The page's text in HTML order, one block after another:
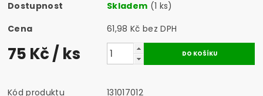
Dostupnost Skladem (1 ks)
Cena
61,98 Kč bez DPH
75 Kč/ ks
Kód produktu
131017012